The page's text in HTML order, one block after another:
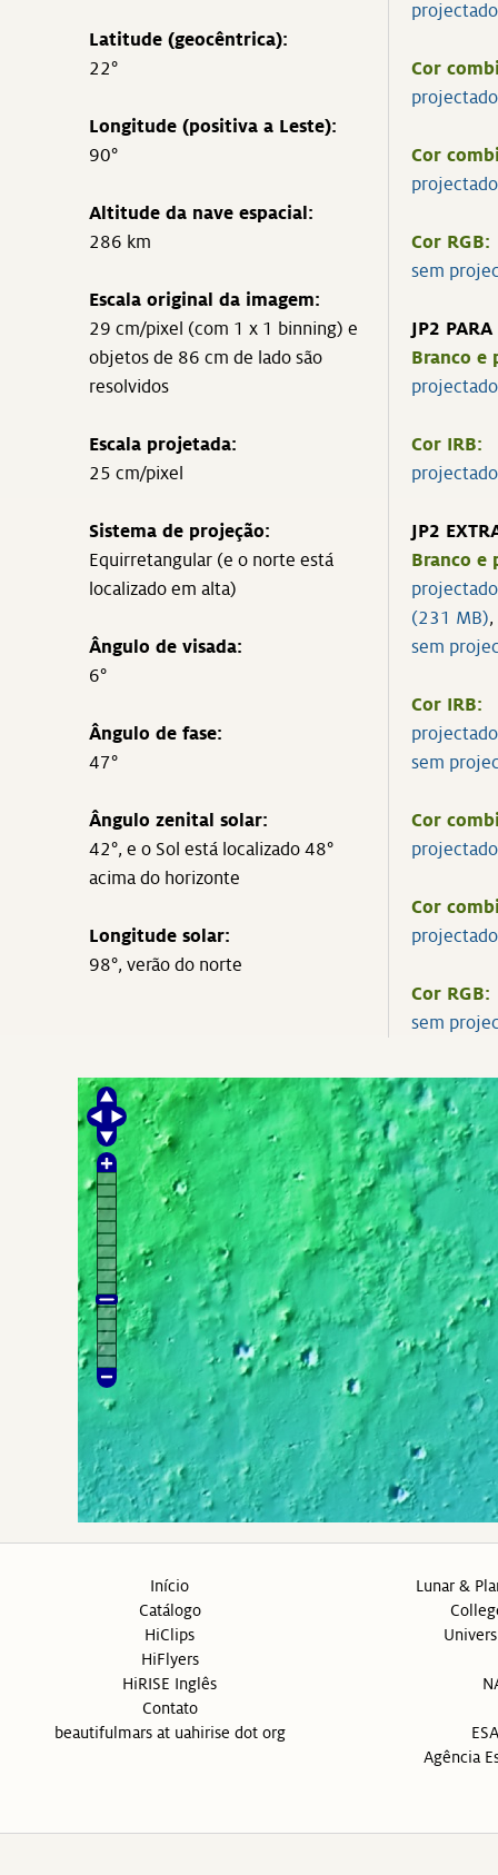
Latitude (geocêntrica):
22°
Longitude (positiva a Leste):
90°
Altitude da nave espacial:
286 km
Escala original da imagem:
29 cm/pixel (com 1 x 1 binning) e
objetos de 86 cm de lado são
resolvidos
Escala projetada:
25 cm/pixel
Sistema de projeção:
Equirretangular (e o norte está
localizado em alta)
Ângulo de visada:
6°
Ângulo de fase:
47°
Ângulo zenital solar:
42°, e o Sol está localizado 48°
acima do horizonte
Longitude solar:
98°, verão do norte
projectado
Cor
projectado
Cor
projectado
Cor RGB:
sem
JP2
Branco e
Cor IRB:
JP2
Branco e
projectado
(231 MB),
sem
Cor IRB:
sem
Cor
Cor
Cor RGB:
sem
Início
Catálogo
HiClips
HiFlyers
HiRISE Inglês
Contato
beautifulmars at uahirise dot org
Lunar &
Agência